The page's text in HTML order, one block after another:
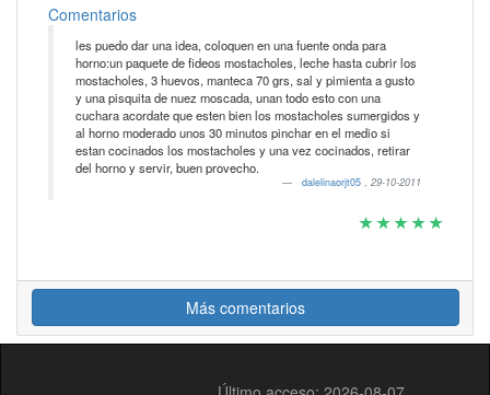
Comentarios
les puedo dar una idea, coloquen en una fuente onda para
horno:un paquete de fideos mostacholes, leche hasta cubrir los
mostacholes, 3 huevos, manteca 70 grs, sal y pimienta a gusto
y una pisquita de nuez moscada, unan todo esto con una
cuchara acordate que esten bien los mostacholes sumergidos y
al horno moderado unos 30 minutos pinchar en el medio si
estan cocinados los mostacholes y una vez cocinados, retirar
del horno y servir, buen provecho.
dalelinaorjt05 , 29-10-2011
Más comentarios